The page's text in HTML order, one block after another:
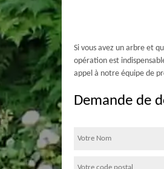
Si vous avez un arbre et
opération est
appel à notre équipe de
Demande de